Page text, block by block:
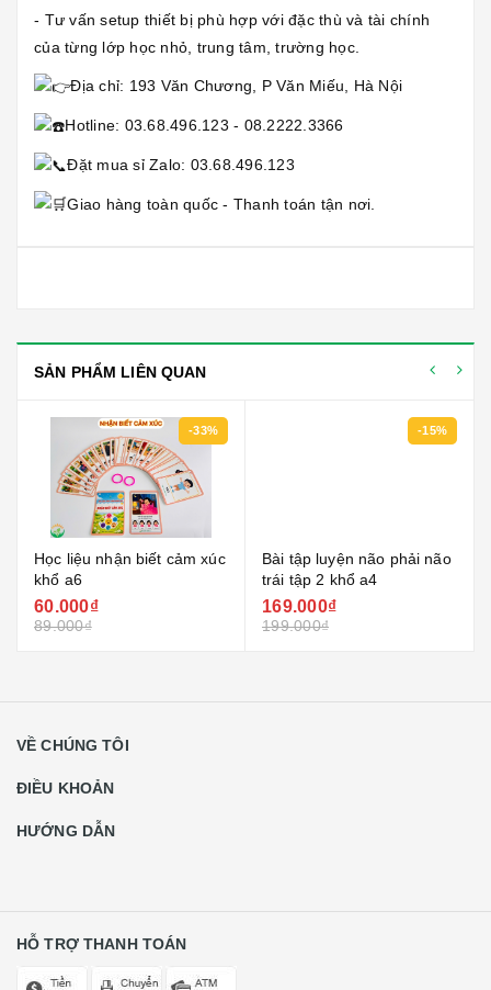
- Tư vấn setup thiết bị phù hợp với đặc thù và tài chính
của từng lớp học nhỏ, trung tâm, trường học.
Địa chỉ: 193 Văn Chương, P Văn Miếu, Hà Nội
Hotline: 03.68.496.123 - 08.2222.3366
Đặt mua sỉ Zalo: 03.68.496.123
Giao hàng toàn quốc - Thanh toán tận nơi.
SẢN PHẨM LIÊN QUAN
-33%
Học liệu nhận biết cảm xúc
khổ a6
60.000₫
89.000₫
-15%
Bài tập luyện não phải não
trái tập 2 khổ a4
169.000₫
199.000₫
VỀ CHÚNG TÔI
ĐIỀU KHOẢN
HƯỚNG DẪN
HỖ TRỢ THANH TOÁN